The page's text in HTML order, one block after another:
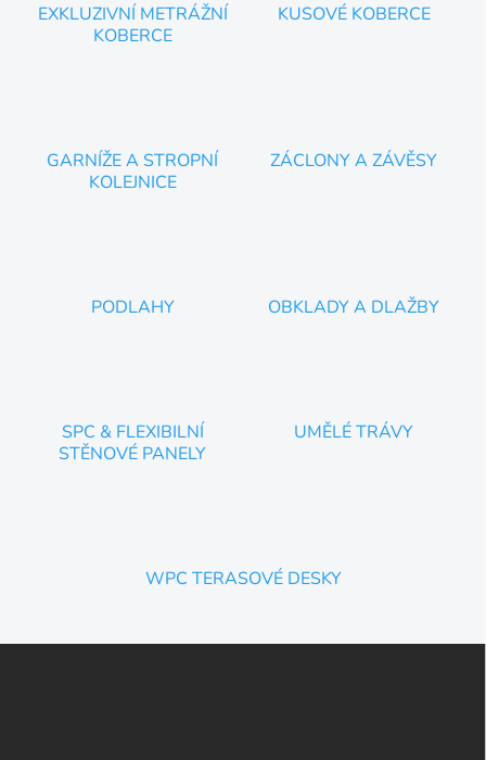
EXKLUZIVNÍ METRÁŽNÍ
KOBERCE
KUSOVÉ KOBERCE
GARNÍŽE A STROPNÍ
KOLEJNICE
ZÁCLONY A ZÁVĚSY
PODLAHY OBKLADY A DLAŽBY
SPC & FLEXIBILNÍ
STĚNOVÉ PANELY
UMĚLÉ TRÁVY
WPC TERASOVÉ DESKY
Z